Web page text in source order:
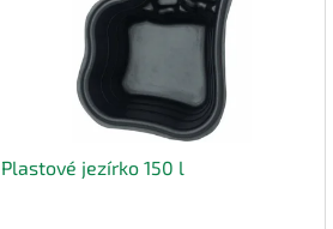
Plastové jezírko 150 l